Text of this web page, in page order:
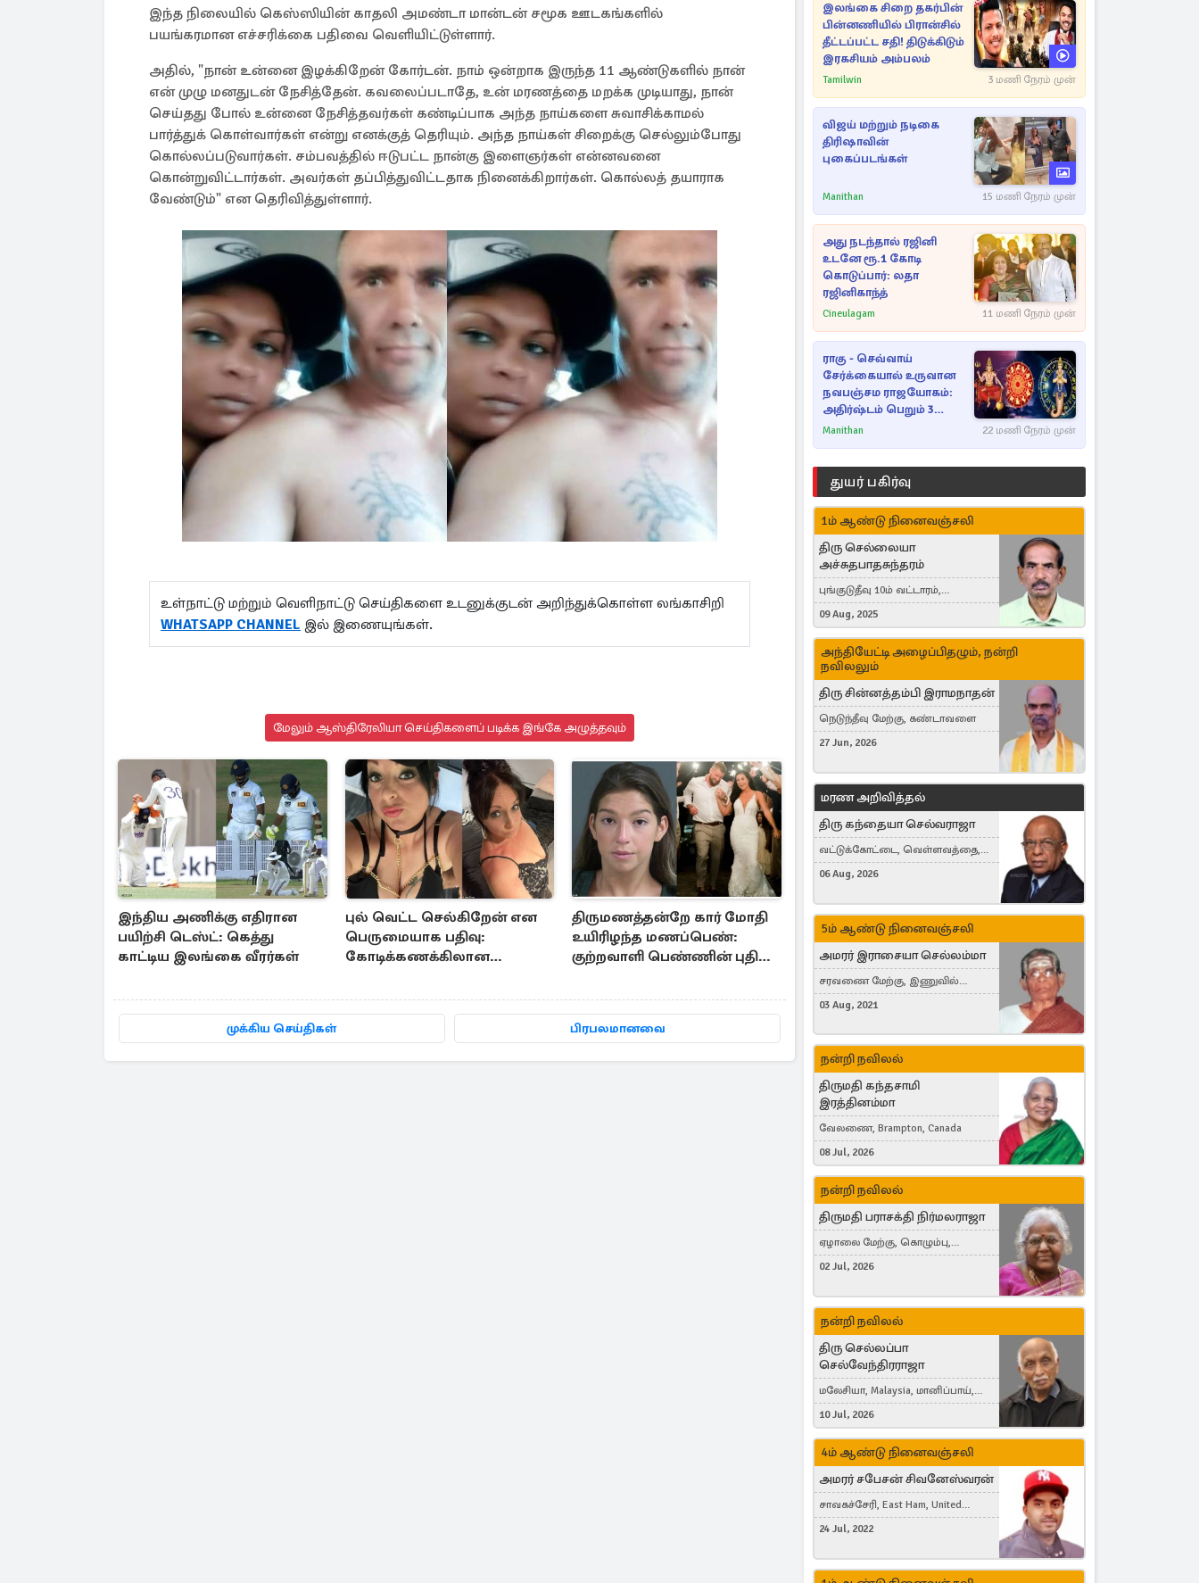
இந்த நிலையில் கெஸ்ஸியின் காதலி அமண்டா மான்டன் சமூக ஊடகங்களில்
பயங்கரமான எச்சரிக்கை பதிவை வெளியிட்டுள்ளார்.
அதில், "நான் உன்னை இழக்கிறேன் கோர்டன். நாம் ஒன்றாக இருந்த 11 ஆண்டுகளில் நான்
என் முழு மனதுடன் நேசித்தேன். கவலைப்படாதே, உன் மரணத்தை மறக்க முடியாது, நான்
செய்தது போல் உன்னை நேசித்தவர்கள் கண்டிப்பாக அந்த நாய்களை சுவாசிக்காமல்
பார்த்துக் கொள்வார்கள் என்று எனக்குத் தெரியும். அந்த நாய்கள் சிறைக்கு செல்லும்போது
கொல்லப்படுவார்கள். சம்பவத்தில் ஈடுபட்ட நான்கு இளைஞர்கள் என்னவனை
கொன்றுவிட்டார்கள். அவர்கள் தப்பித்துவிட்டதாக நினைக்கிறார்கள். கொல்லத் தயாராக
வேண்டும்" என தெரிவித்துள்ளார்.
உள்நாட்டு மற்றும் வெளிநாட்டு செய்திகளை உடனுக்குடன் அறிந்துக்கொள்ள லங்காசிறி
WHATSAPP CHANNEL இல் இணையுங்கள்.
மேலும் ஆஸ்திரேலியா செய்திகளைப் படிக்க இங்கே அழுத்தவும்
இந்திய அணிக்கு எதிரான
பயிற்சி டெஸ்ட்: கெத்து
காட்டிய இலங்கை வீரர்கள்
புல் வெட்ட செல்கிறேன் என
பெருமையாக பதிவு:
கோடிக்கணக்கிலான
பிரித்தானிய பெண்
திருமணத்தன்றே கார் மோதி
உயிரிழந்த மணப்பெண்:
குற்றவாளி பெண்ணின் புதிய
முக்கிய செய்திகள் பிரபலமானவை
இலங்கை சிறை தகர்பின்
பின்னணியில் பிரான்சில்
தீட்டப்பட்ட சதி! திடுக்கிடும்
இரகசியம் அம்பலம்
Tamilwin 3 மணி நேரம் முன்
விஜய் மற்றும் நடிகை
திரிஷாவின்
புகைப்படங்கள்
Manithan 15 மணி நேரம் முன்
அது நடந்தால் ரஜினி
உடனே ரூ.1 கோடி
கொடுப்பார்: லதா
ரஜினிகாந்த்
Cineulagam 11 மணி நேரம் முன்
ராகு - செவ்வாய்
சேர்க்கையால் உருவான
நவபஞ்சம ராஜயோகம்:
அதிர்ஷ்டம் பெறும் 3
ராசிகள்!
Manithan 22 மணி நேரம் முன்
துயர் பகிர்வு
1ம் ஆண்டு நினைவஞ்சலி
திரு செல்லையா
அச்சுதபாதசுந்தரம்
புங்குடுதீவு 10ம் வட்டாரம்,
கொள்ளுப்பிட்டி
09 Aug, 2025
அந்தியேட்டி அழைப்பிதழும், நன்றி
நவிலலும்
திரு சின்னத்தம்பி இராமநாதன்
நெடுந்தீவு மேற்கு, கண்டாவளை
27 Jun, 2026
மரண அறிவித்தல்
திரு கந்தையா செல்வராஜா
வட்டுக்கோட்டை, வெள்ளவத்தை,
Toronto, Canada
06 Aug, 2026
5ம் ஆண்டு நினைவஞ்சலி
அமரர் இராசையா செல்லம்மா
சரவணை மேற்கு, இணுவில்
கிழக்கு
03 Aug, 2021
நன்றி நவிலல்
திருமதி கந்தசாமி
இரத்தினம்மா
வேலணை, Brampton, Canada
08 Jul, 2026
நன்றி நவிலல்
திருமதி பராசக்தி நிர்மலராஜா
ஏழாலை மேற்கு, கொழும்பு,
தங்காலை, London, United Kingdom
02 Jul, 2026
நன்றி நவிலல்
திரு செல்லப்பா
செல்வேந்திரராஜா
மலேசியா, Malaysia, மானிப்பாய்,
Duisburg, Germany, London, United
Kingdom
10 Jul, 2026
4ம் ஆண்டு நினைவஞ்சலி
அமரர் சபேசன் சிவனேஸ்வரன்
சாவகச்சேரி, East Ham, United
Kingdom
24 Jul, 2022